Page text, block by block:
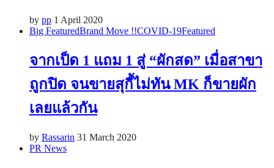
by pp 1 April 2020
Big FeaturedBrand Move !!COVID-19Featured
จากเป็ด 1 แถม 1 สู่ “ผักสด” เมื่อสาขา
ถูกปิด จนขายสุกี้ไม่ทัน MK ก็ขายผัก
เลยแล้วกัน
by Rassarin 31 March 2020
PR News